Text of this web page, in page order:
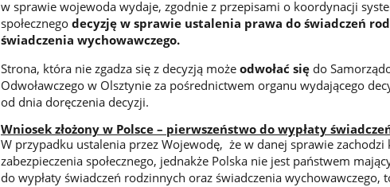
w sprawie wojewoda wydaje, zgodnie z przepisami o koordynacji
społecznego decyzję w sprawie ustalenia prawa do świadczeń
świadczenia wychowawczego.
Strona, która nie zgadza się z decyzją może odwołać siędo
Odwoławczego w Olsztynie za pośrednictwem organu wydającego
od dnia doręczenia decyzji.
Wniosek złożony w Polsce – pierwszeństwo do wypłaty
W przypadku ustalenia przez Wojewodę, że w danej sprawie
zabezpieczenia społecznego, jednakże Polska nie jest państwem
do wypłaty świadczeń rodzinnych oraz świadczenia wychowawczego,